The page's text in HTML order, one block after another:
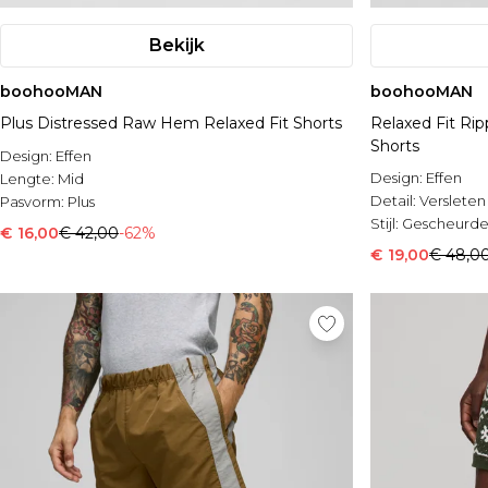
Bekijk
boohooMAN
Plus Distressed Raw Hem Relaxed Fit Shorts
Design: Effen
Lengte: Mid
Pasvorm: Plus
€ 16,00€ 42,00-62%
boohooMAN
Relaxed Fit
Shorts
Design: Effen
Detail: Versleten
Stijl:
€ 19,00€